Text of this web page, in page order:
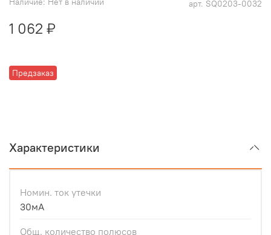
арт. SQ0203-0032
Предзаказ
1 062 ₽
Характеристики
Номин. ток утечки
30мА
Общ. количество полюсов